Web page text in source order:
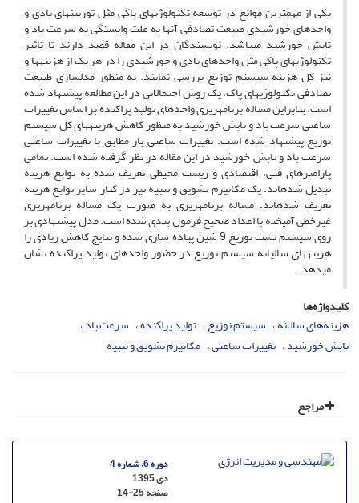
یکی از مهم­ترین موانع در توسعه تکنولوژی­های پاکی مثل توربین­های بادی و
واحدهای خورشیدی طبیعت تصادفی آن­ها به علت وابستگی به سرعت باد و
تابش خورشید می­باشد. نویسندگان در این مقاله قصد دارند تا تاثیر
تکنولوژی­های پاکی مثل واحدهای بادی و خورشیدی را در هر یک از هزینه­ها و
نیز کل هزینه سیستم توزیع بررسی نمایند. به منظور مدلسازی طبیعت
تصادفی تکنولوژی­های پاک، یک روش احتمالاتی در این مطالعه پیشنهاد شده
است. بنابراین مساله برنامه­ریزی واحدهای تولید پراکنده بر اساس تغییرات
ساعتی سرعت باد و تابش خورشید به منظور کاهش هزینه­های کل سیستم
توزیع پیشنهاد شده است. تغییرات ساعتی بار مطابق با تغییرات ساعتی
سرعت باد و تابش خورشید در این مقاله در نظر گرفته شده است. تمامی
پارامترهای فنی، اقتصادی و زیست محیطی تعریف شده به توابع هزینه
تبدیل شده­اند. یک مکانیزم تشویق و تنبیه نیز در کنار سایر توابع هزینه
تعریف شده­اند. مساله برنامه­ریزی به صورت یک مساله برنامه­ریزی
غیرخطی آمیخته با اعداد صحیح فرمول بندی شده است. مدل پیشنهادی بر
روی سیستم تست توزیع 9 شین پیاده سازی شده و نتایج کاهش زیادی را
هزینه­های سالیانه سیستم توزیع در حضور واحدهای تولید پراکنده نشان
می­دهد.
کلیدواژه‌ها
هزینه‌های سالانه سیستم نوزیع تولید پراکنده سرعت باد
تابش خورشید تغییرات ساعتی مکانیزم تشویق و تنبیه
مراجع
دوره 6، شماره 4
دی 1395
صفحه14-25